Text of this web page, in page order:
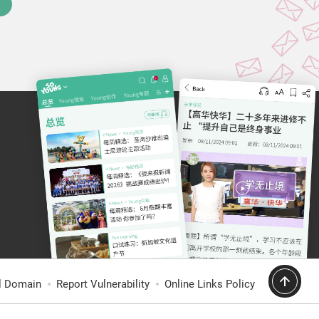
Domain Report Vulnerability Online Links Policy